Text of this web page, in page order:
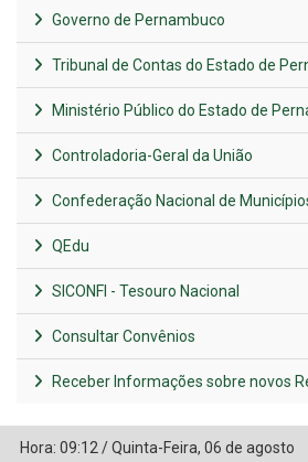
Governo de Pernambuco
Tribunal de Contas do Estado de
Ministério Público do Estado de
Controladoria-Geral da União
Confederação Nacional de
QEdu
SICONFI - Tesouro Nacional
Consultar Convênios
Receber Informações sobre novos
Hora: 09:12 /Quinta-Feira, 06 de agosto